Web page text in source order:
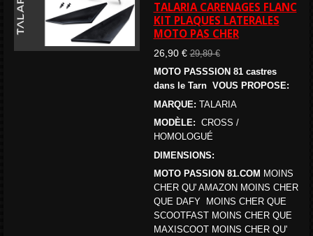
TALARIA CARENAGES FLANC
KIT PLAQUES LATERALES
MOTO PAS CHER
26,90 € 29,89 €
MOTO PASSSION 81 castres
dans le Tarn VOUS PROPOSE:
MARQUE: TALARIA
MODÈLE: CROSS /
HOMOLOGUÉ
DIMENSIONS:
MOTO PASSION 81.COM MOINS
CHER QU' AMAZON MOINS CHER
QUE DAFY MOINS CHER QUE
SCOOTFAST MOINS CHER QUE
MAXISCOOT MOINS CHER QU'